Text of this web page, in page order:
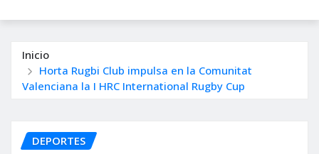
Inicio
Horta Rugbi Club impulsa en la Comunitat
Valenciana la I HRC International Rugby Cup
DEPORTES